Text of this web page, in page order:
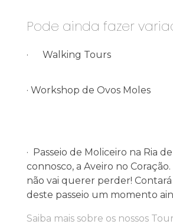
Pode ainda fazer
· Walking Tours
· Workshop de Ovos Moles
· Passeio de Moliceiro na Ria
connosco, a Aveiro no
não vai querer perder!
deste passeio um momento
Saiba mais sobre os nossos